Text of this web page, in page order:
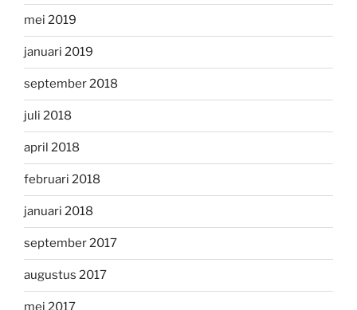
mei 2019
januari 2019
september 2018
juli 2018
april 2018
februari 2018
januari 2018
september 2017
augustus 2017